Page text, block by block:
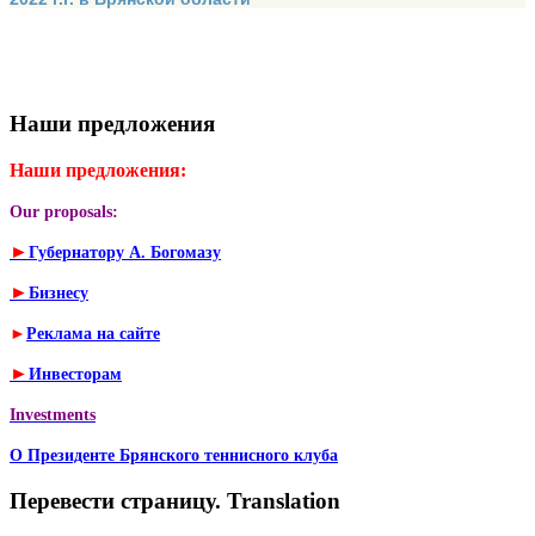
Наши предложения
Наши предложения:
Our proposals:
► Губернатору А. Богомазу
► Бизнесу
► Реклама на сайте
► Инвесторам
Investments
О Президенте Брянского теннисного клуба
Перевести страницу. Translation